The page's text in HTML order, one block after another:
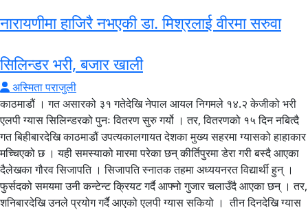
नारायणीमा हाजिरै नभएकी डा. मिश्रलाई वीरमा सरुवा
सिलिन्डर भरी, बजार खाली
अस्मिता पराजुली
काठमाडौं । गत असारको ३१ गतेदेखि नेपाल आयल निगमले १४.२ केजीको भरी
एलपी ग्यास सिलिन्डरको पुनः वितरण सुरु गर्यो । तर, वितरणको १५ दिन नबित्दै
गत बिहीबारदेखि काठमाडौं उपत्यकालगायत देशका मुख्य सहरमा ग्यासको हाहाकार
मच्चिएको छ । यही समस्याको मारमा परेका छन् कीर्तिपुरमा डेरा गरी बस्दै आएका
दैलेखका गौरव सिजापति । सिजापति स्नातक तहमा अध्ययनरत विद्यार्थी हुन् ।
फुर्सदको समयमा उनी कन्टेन्ट क्रियट गर्दै आफ्नो गुजार चलाउँदै आएका छन् । तर,
शनिबारदेखि उनले प्रयोग गर्दै आएको एलपी ग्यास सकियो । तीन दिनदेखि ग्यास